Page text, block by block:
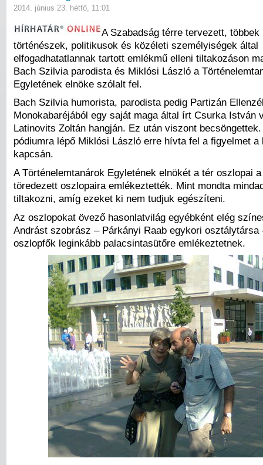
2014. június 23. hétfő, 11:01
A Szabadság térre tervezett,
történészek, politikusok és közéleti személyiségek által
elfogadhatatlannak tartott emlékmű elleni tiltakozáson
Bach Szilvia parodista és Miklósi László a
Egyletének elnöke szólalt fel.
Bach Szilvia humorista, parodista pedig Partizán
Monokabaréjából egy saját maga által írt Csurka István
Latinovits Zoltán hangján. Ez után viszont
pódiumra lépő Miklósi László erre hívta fel a figyelmet a
kapcsán.
A Történelemtanárok Egyletének elnökét a tér oszlopai
töredezett oszlopaira emlékeztették. Mint mondta
tiltakozni, amíg ezeket ki nem tudjuk egészíteni.
Az oszlopokat övező hasonlatvilág egyébként elég
Andrást szobrász – Párkányi Raab egykori osztálytársa
oszlopfők leginkább palacsintasütőre emlékeztetnek.